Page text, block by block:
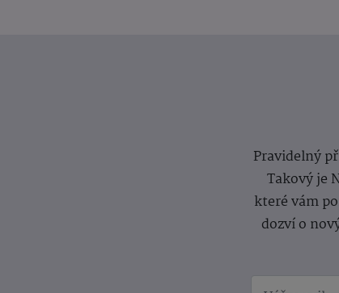
Pravidelný
Takový je
které vám
dozví o